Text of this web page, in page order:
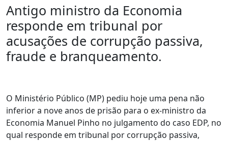
Antigo ministro da Economia
responde em tribunal por
acusações de corrupção passiva,
fraude e branqueamento.
O Ministério Público (MP) pediu hoje uma pena não
inferior a nove anos de prisão para o ex-ministro da
Economia Manuel Pinho no julgamento do caso EDP, no
qual responde em tribunal por corrupção passiva,